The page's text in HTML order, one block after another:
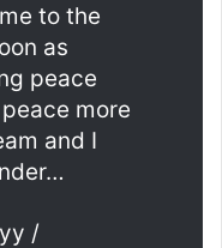
to the
as
peace
more
and I
/